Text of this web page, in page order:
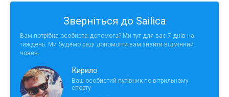
Зверніться до Sailica
Вам потрібна особиста допомога? Ми тут для вас 7 днів на
тиждень. Ми будемо раді допомогти вам знайти відмінний
човен.
Кирило
Ваш особистий путівник по вітрильному
спорту